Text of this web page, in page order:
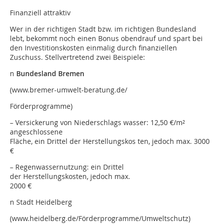
Finanziell attraktiv
Wer in der richtigen Stadt bzw. im richtigen Bundesland
lebt, bekommt noch einen Bonus obendrauf und spart bei
den Investitionskosten einmalig durch finanziellen
Zuschuss. Stellvertretend zwei Beispiele:
n Bundesland Bremen
(www.bremer-umwelt-beratung.de/
Förderprogramme)
– Versickerung von Niederschlags wasser: 12,50 €/m²
angeschlossene
Fläche, ein Drittel der Herstellungskos ten, jedoch max. 3000
€
– Regenwassernutzung: ein Drittel
der Herstellungskosten, jedoch max.
2000 €
n Stadt Heidelberg
(www.heidelberg.de/Förderprogramme/Umweltschutz)